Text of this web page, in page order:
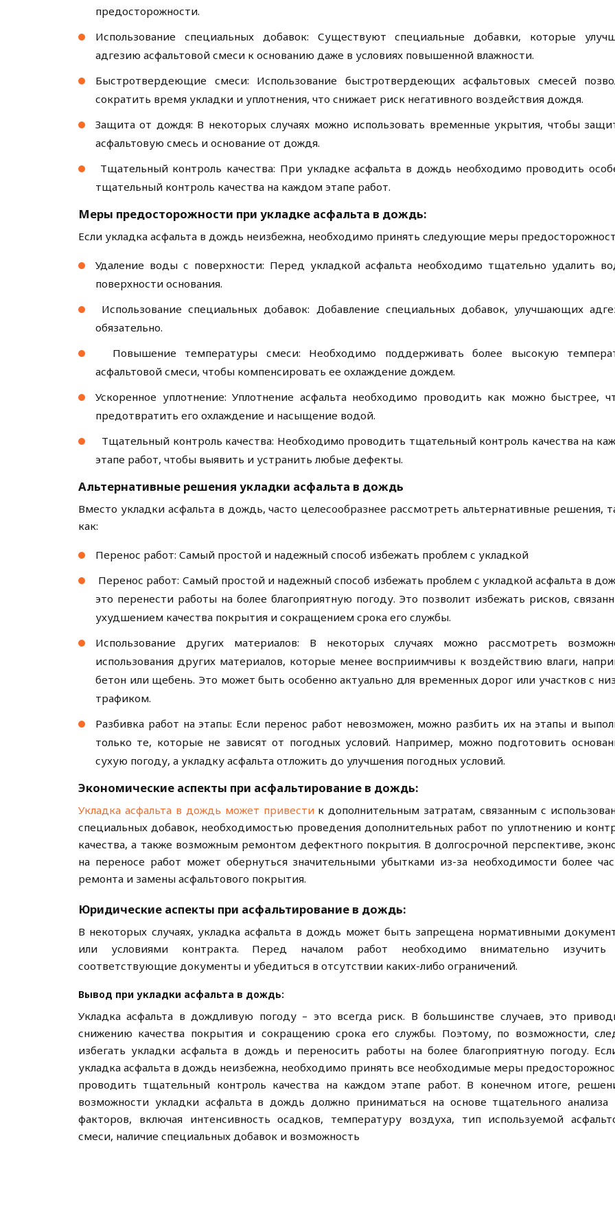
предосторожности.
Использование специальных добавок: Существуют специальные добавки, которые
адгезию асфальтовой смеси к основанию даже в условиях повышенной влажности.
Быстротвердеющие смеси: Использование быстротвердеющих асфальтовых смесей
сократить время укладки и уплотнения, что снижает риск негативного воздействия дождя.
Защита от дождя: В некоторых случаях можно использовать временные укрытия, чтобы
асфальтовую смесь и основание от дождя.
Тщательный контроль качества: При укладке асфальта в дождь необходимо проводить
тщательный контроль качества на каждом этапе работ.
Меры предосторожности при укладке асфальта в дождь:
Если укладка асфальта в дождь неизбежна, необходимо принять следующие меры
Удаление воды с поверхности: Перед укладкой асфальта необходимо тщательно удалить
поверхности основания.
Использование специальных добавок: Добавление специальных добавок, улучшающих
обязательно.
Повышение температуры смеси: Необходимо поддерживать более высокую
асфальтовой смеси, чтобы компенсировать ее охлаждение дождем.
Ускоренное уплотнение: Уплотнение асфальта необходимо проводить как можно быстрее,
предотвратить его охлаждение и насыщение водой.
Тщательный контроль качества: Необходимо проводить тщательный контроль качества на
этапе работ, чтобы выявить и устранить любые дефекты.
Альтернативные решения укладки асфальта в дождь
Вместо укладки асфальта в дождь, часто целесообразнее рассмотреть альтернативные решения,
как:
Перенос работ: Самый простой и надежный способ избежать проблем с укладкой
Перенос работ: Самый простой и надежный способ избежать проблем с укладкой асфальта в
это перенести работы на более благоприятную погоду. Это позволит избежать рисков,
ухудшением качества покрытия и сокращением срока его службы.
Использование других материалов: В некоторых случаях можно рассмотреть
использования других материалов, которые менее восприимчивы к воздействию влаги,
бетон или щебень. Это может быть особенно актуально для временных дорог или участков с
трафиком.
Разбивка работ на этапы: Если перенос работ невозможен, можно разбить их на этапы и
только те, которые не зависят от погодных условий. Например, можно подготовить
сухую погоду, а укладку асфальта отложить до улучшения погодных условий.
Экономические аспекты при асфальтирование в дождь:
Укладка асфальта в дождь может привестик дополнительным затратам, связанным с
специальных добавок, необходимостью проведения дополнительных работ по уплотнению и
качества, а также возможным ремонтом дефектного покрытия. В долгосрочной перспективе,
на переносе работ может обернуться значительными убытками из-за необходимости более
ремонта и замены асфальтового покрытия.
Юридические аспекты при асфальтирование в дождь:
В некоторых случаях, укладка асфальта в дождь может быть запрещена нормативными
или условиями контракта. Перед началом работ необходимо внимательно изучить
соответствующие документы и убедиться в отсутствии каких-либо ограничений.
Вывод при укладки асфальта в дождь:
Укладка асфальта в дождливую погоду – это всегда риск. В большинстве случаев, это
снижению качества покрытия и сокращению срока его службы. Поэтому, по возможности,
избегать укладки асфальта в дождь и переносить работы на более благоприятную погоду.
укладка асфальта в дождь неизбежна, необходимо принять все необходимые меры
проводить тщательный контроль качества на каждом этапе работ. В конечном итоге,
возможности укладки асфальта в дождь должно приниматься на основе тщательного анализа
факторов, включая интенсивность осадков, температуру воздуха, тип используемой
смеси, наличие специальных добавок и возможность